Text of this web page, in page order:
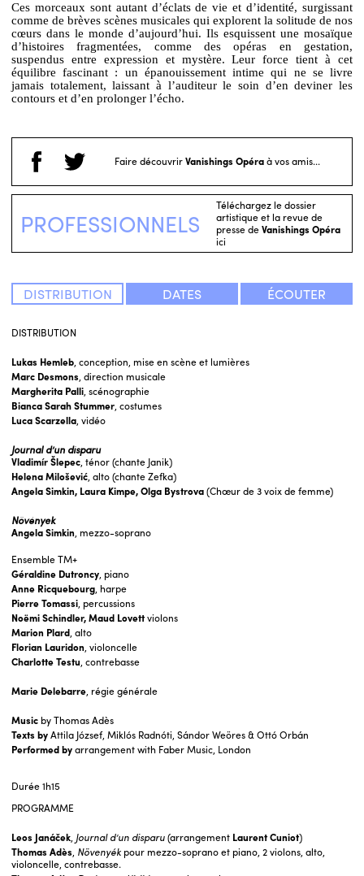
DISTRIBUTION
Lukas Hemleb, conception, mise en scène et lumières
Marc Desmons, direction musicale
Margherita Palli, scénographie
Bianca Sarah Stummer, costumes
Luca Scarzella, vidéo
Journal d’un disparu
Vladimír Šlepec, ténor (chante Janik)
Helena Milošević, alto (chante Zefka)
Angela Simkin, Laura Kimpe,Olga Bystrova(Chœur de 3 voix de femme)
Növények
Angela Simkin, mezzo-soprano
Ensemble TM+
Géraldine Dutroncy, piano
Anne Ricquebourg, harpe
Pierre Tomassi, percussions
Noëmi Schindler, Maud Lovettviolons
Marion Plard, alto
Florian Lauridon, violoncelle
Charlotte Testu, contrebasse
Marie Delebarre, régie générale
Music by Thomas Adès
TextsbyAttila József, Miklós Radnóti, Sándor Weöres & Ottó Orbán
Performed byarrangement with Faber Music, London
Durée1h15
PROGRAMME
Leos Janáček, Journal d’un disparu(arrangement Laurent Cuniot)
Thomas Adès, Növenyék pour mezzo-soprano et piano, 2 violons, alto,
violoncelle, contrebasse.
Ces morceaux sont autant d’éclats de vie et d’identité, surgissant
comme de brèves scènes musicales qui explorent la solitude de nos
cœurs dans le monde d’aujourd’hui. Ils esquissent une mosaïque
d’histoires fragmentées, comme des opéras en gestation,
suspendus entre expression et mystère. Leur force tient à cet
équilibre fascinant : un épanouissement intime qui ne se livre
jamais totalement, laissant à l’auditeur le soin d’en deviner les
contours et d’en prolonger l’écho.
Faire découvrirVanishings Opéraà vos amis...
PROFESSIONNELS
Téléchargez le dossier
artistique et la revue de
presse deVanishings Opéra
ici
DISTRIBUTION DATES ÉCOUTER